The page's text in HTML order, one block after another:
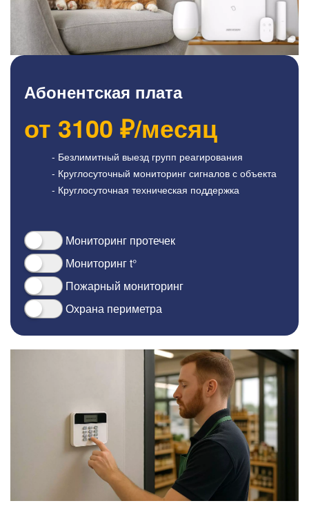
Абонентская плата
от 3100 ₽/месяц
- Безлимитный выезд групп реагирования
- Круглосуточный мониторинг сигналов с объекта
- Круглосуточная техническая поддержка
Мониторинг протечек
Мониторинг t°
Пожарный мониторинг
Охрана периметра